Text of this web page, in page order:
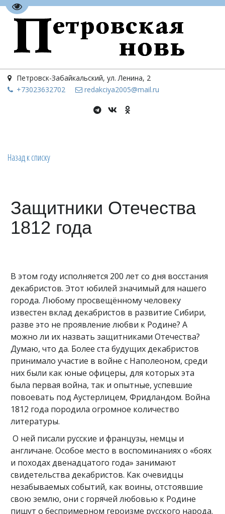
Перейти на версию для слабовидящих
Петровск-Забайкальский, ул. Ленина, 2
+73023632702 redakciya2005@mail.ru
Назад к списку
Защитники Отечества
1812 года
В этом году исполняется 200 лет со дня восстания
декабристов. Этот юбилей значимый для нашего
города. Любому просвещённому человеку
известен вклад декабристов в развитие Сибири,
разве это не проявление любви к Родине? А
можно ли их назвать защитниками Отечества?
Думаю, что да. Более ста будущих декабристов
принимало участие в войне с Наполеоном, среди
них были как юные офицеры, для которых эта
была первая война, так и опытные, успевшие
повоевать под Аустерлицем, Фридландом. Война
1812 года породила огромное количество
литературы.
О ней писали русские и французы, немцы и
англичане. Особое место в воспоминаниях о «боях
и походах двенадцатого года» занимают
свидетельства декабристов. Как очевидцы
незабываемых событий, как воины, отстоявшие
свою землю, они с горячей любовью к Родине
пишут о беспримерном героизме русского народа.